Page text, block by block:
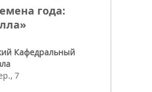
года:
Кафедральный
7